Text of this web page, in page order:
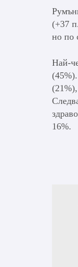
(+37
но по
Най-
16%.